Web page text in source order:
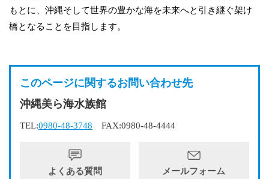
もとに、沖縄そして世界の豊かな海を未来へと引き継ぐ架け
橋となることを目指します。
このページに関するお問い合わせ先
沖縄美ら海水族館
TEL:0980-48-3748 FAX:0980-48-4444
よくある質問 メールフォーム